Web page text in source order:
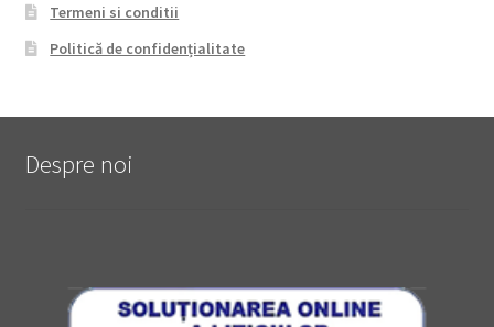
Termeni si conditii
Politică de confidențialitate
Despre noi